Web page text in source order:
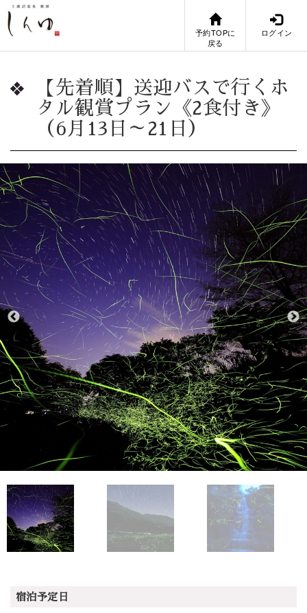
予約TOPに
戻る
ログイン
【先着順】送迎バスで行くホ
タル観賞プラン《2食付き》
（6月13日～21日）
宿泊予定日